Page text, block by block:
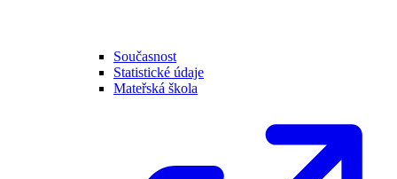
Současnost
Statistické údaje
Mateřská škola